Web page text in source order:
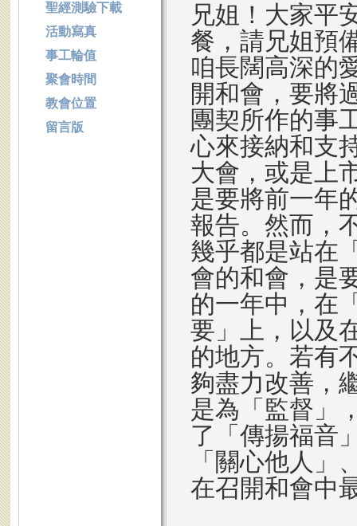
兄姐！大家平
餐，請兄姐預
咱長闊高深的
開和會，要將
團契所作的事
心來接納和支
大會，或是上
是要將前一年
報告。然而，
幾乎都是站在
會的和會，是
的一年中，在
要」上，以及
的地方。若有
夠盡力改善，
是為「監督」
了「傳揚福音
「關心他人」
在召開和會中
聖經測驗下載
活動寫真
事工輪值
聚會時間
教會位置
留言版